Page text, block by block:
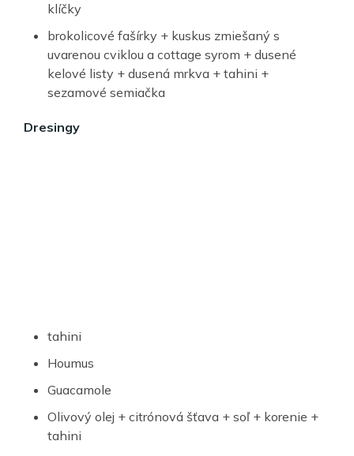
klíčky
brokolicové fašírky + kuskus zmiešaný s
uvarenou cviklou a cottage syrom + dusené
kelové listy + dusená mrkva + tahini +
sezamové semiačka
Dresingy
tahini
Houmus
Guacamole
Olivový olej + citrónová šťava + soľ + korenie +
tahini